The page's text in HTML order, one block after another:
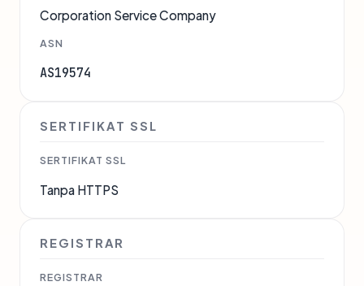
Corporation Service Company
ASN
AS19574
SERTIFIKAT SSL
SERTIFIKAT SSL
Tanpa HTTPS
REGISTRAR
REGISTRAR